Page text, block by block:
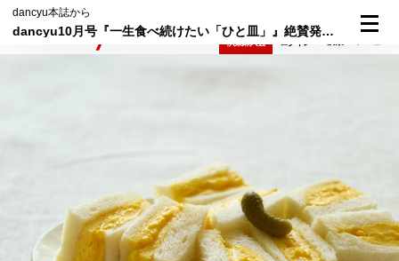
dancyu本誌から
dancyu10月号『一生食べ続けたい「ひと皿」』絶賛発売中！